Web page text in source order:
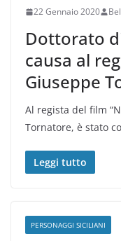
22 Gennaio 2020
Dottorato
causa al
Giuseppe
Al regista del film
Tornatore, è stato
Leggi tutto
PERSONAGGI SICILIANI